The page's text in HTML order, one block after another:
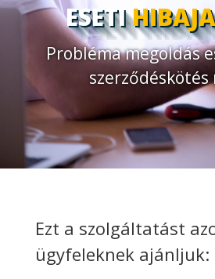
ESETI
Probléma megoldás
Ezt a szolgáltatást
ügyfeleknek ajánljuk: